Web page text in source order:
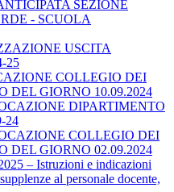
SEZIONE
- SCUOLA
USCITA
25
COLLEGIO DEI
DEL GIORNO 10.09.2024
DIPARTIMENTO
24
COLLEGIO DEI
DEL GIORNO 02.09.2024
– Istruzioni e indicazioni
al personale docente,